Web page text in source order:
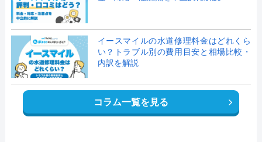
イースマイルの水道修理料金はどれくら
い？トラブル別の費用目安と相場比較・
内訳を解説
コラム一覧を見る